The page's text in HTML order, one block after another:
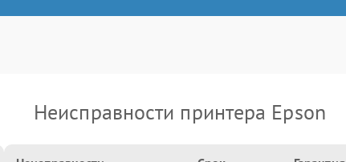
Неисправности принтера Epson